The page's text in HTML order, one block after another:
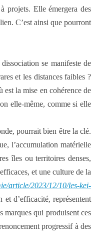
projets. Elle émergera des
C’est ainsi que pourront
se manifeste de
et les distances faibles ?
la mise en cohérence de
elle-même, comme si elle
pourrait bien être la clé.
l’accumulation matérielle
îles ou territoires denses,
et une culture de la
article/2023/12/10/les-kei-
d’efficacité, représentent
marques qui produisent ces
progressif à des